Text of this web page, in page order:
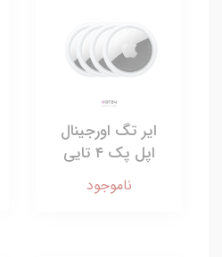
ایر تگ اورجینال
اپل پک ۴ تایی
ناموجود